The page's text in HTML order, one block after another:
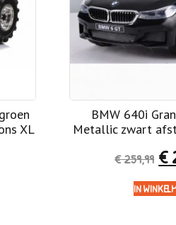
XL
BMW 640i
Metallic zwart
€259,99 €
IN